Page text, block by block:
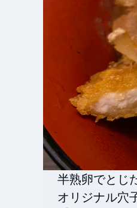
半熟卵でとじ
オリジナル穴